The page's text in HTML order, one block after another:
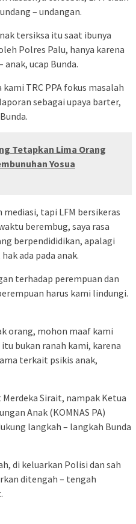
– undangan.
tersiksa itu saat ibunya
Polres Palu, hanya karena
anak, ucap Bunda.
kami TRC PPA fokus masalah
sebagai upaya barter,
Tetapkan Lima Orang
Yosua
mediasi, tapi LFM bersikeras
berembug, saya rasa
berpendididikan, apalagi
ada pada anak.
terhadap perempuan dan
harus kami lindungi.
orang, mohon maaf kami
bukan ranah kami, karena
terkait psikis anak,
Sirait, nampak Ketua
Anak (KOMNAS PA)
langkah – langkah Bunda
di keluarkan Polisi dan sah
ditengah – tengah